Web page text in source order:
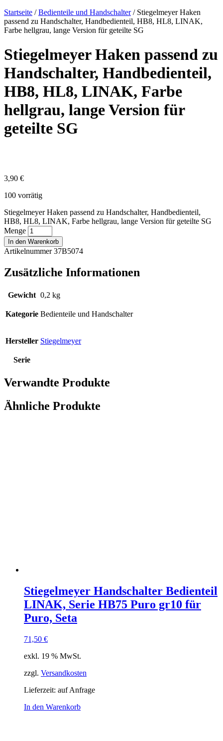
Startseite /Bedienteile und Handschalter/ Stiegelmeyer Haken
passend zu Handschalter, Handbedienteil, HB8, HL8, LINAK,
Farbe hellgrau, lange Version für geteilte SG
Stiegelmeyer Haken passend zu
Handschalter, Handbedienteil,
HB8, HL8, LINAK, Farbe
hellgrau, lange Version für
geteilte SG
3,90 €
100 vorrätig
Stiegelmeyer Haken passend zu Handschalter, Handbedienteil,
HB8, HL8, LINAK, Farbe hellgrau, lange Version für geteilte SG
Menge
In den Warenkorb
Artikelnummer 37B5074
Zusätzliche Informationen
Gewicht 0,2 kg
Kategorie Bedienteile und Handschalter
Hersteller Stiegelmeyer
Serie
Verwandte Produkte
Ähnliche Produkte
Stiegelmeyer Handschalter Bedienteil
LINAK, Serie HB75 Puro gr10 für
Puro, Seta
71,50 €
exkl. 19 % MwSt.
zzgl. Versandkosten
Lieferzeit: auf Anfrage
In den Warenkorb